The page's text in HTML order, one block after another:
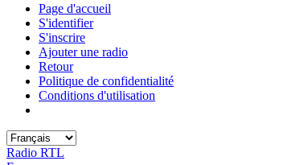
Page d'accueil
S'identifier
S'inscrire
Ajouter une radio
Retour
Politique de confidentialité
Conditions d'utilisation
Radio RTL